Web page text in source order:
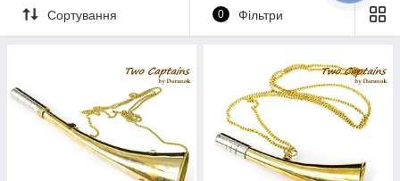
Сортування 0 Фільтри